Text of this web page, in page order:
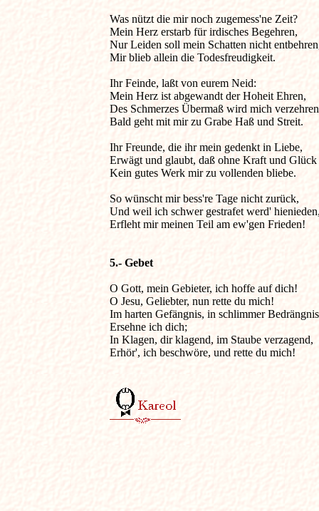
Was nützt die mir noch zugemess'ne Zeit?
Mein Herz erstarb für irdisches Begehren,
Nur Leiden soll mein Schatten nicht
Mir blieb allein die Todesfreudigkeit.
Ihr Feinde, laßt von eurem Neid:
Mein Herz ist abgewandt der Hoheit Ehren,
Des Schmerzes Übermaß wird mich
Bald geht mit mir zu Grabe Haß und Streit.
Ihr Freunde, die ihr mein gedenkt in Liebe,
Erwägt und glaubt, daß ohne Kraft und Glück
Kein gutes Werk mir zu vollenden bliebe.
So wünscht mir bess're Tage nicht zurück,
Und weil ich schwer gestrafet werd'
Erfleht mir meinen Teil am ew'gen Frieden!
5.- Gebet
O Gott, mein Gebieter, ich hoffe auf dich!
O Jesu, Geliebter, nun rette du mich!
Im harten Gefängnis, in schlimmer Bedrängnis
Ersehne ich dich;
In Klagen, dir klagend, im Staube verzagend,
Erhör', ich beschwöre, und rette du mich!